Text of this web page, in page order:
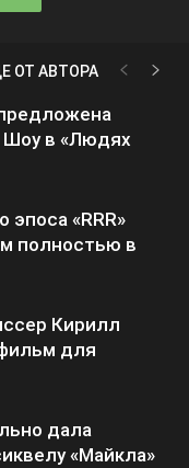
ОТ АВТОРА
Шоу в «Людях
эпоса «RRR»
полностью в
Кирилл
для
дала
«Майкла»